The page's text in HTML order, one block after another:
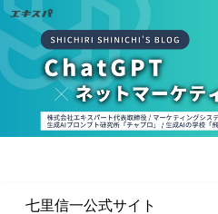
七里信一公式サイト